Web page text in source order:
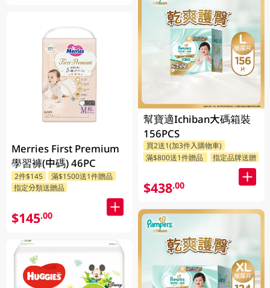
Merries First Premium
學習褲(中碼) 46PC
2件$145
滿$1500送1件贈品
指定分類送贈品
$145.00
幫寶適Ichiban大碼箱裝
156PCS
買2送1(加3件入購物車)
滿$800送1件贈品
指定品牌送贈品
$438.00